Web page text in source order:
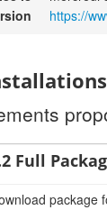
https://
Full
package